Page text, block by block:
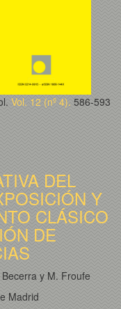
Vol. 12 (nº 4). 586-593
DEL
Y
CLÁSICO
DE
y M. Froufe
Madrid